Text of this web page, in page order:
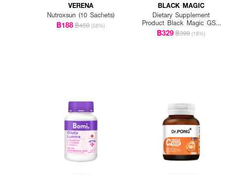
VERENA
Nutroxsun (10 Sachets)
฿188฿450 (58%)
BLACK MAGIC
Dietary Supplement
Product Black Magic GSH
CE-II
฿329฿399 (18%)